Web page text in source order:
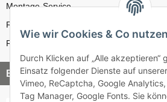
Montage-Service
Reparatur-Service
Retouren-Service
Bezahlung & Versand
Wie wir Cookies & Co nutzen
Durch Klicken auf „Alle akzeptieren“
Einsatz folgender Dienste auf
Vimeo, ReCaptcha, Google
Tag Manager, Google Fonts. Sie